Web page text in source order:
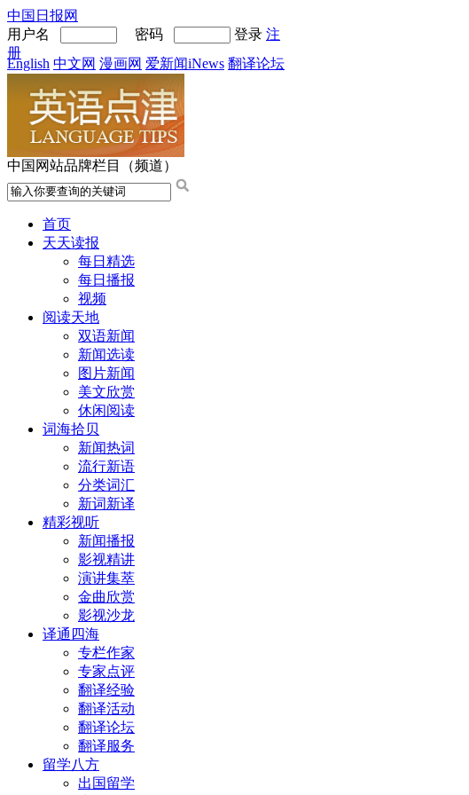
中国日报网
用户名
密码 登录 注
册
English 中文网 漫画网 爱新闻iNews 翻译论坛
中国网站品牌栏目（频道）
首页
天天读报
每日精选
每日播报
视频
阅读天地
双语新闻
新闻选读
图片新闻
美文欣赏
休闲阅读
词海拾贝
新闻热词
流行新语
分类词汇
新词新译
精彩视听
新闻播报
影视精讲
演讲集萃
金曲欣赏
影视沙龙
译通四海
专栏作家
专家点评
翻译经验
翻译活动
翻译论坛
翻译服务
留学八方
出国留学